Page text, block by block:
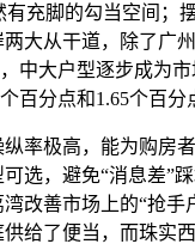
有充脚的勾当空间；
大从干道，除了广
中大户型逐步成为
百分点和1.65个百
极高，能为购房者
选，避免“消息差”
改善市场上的“抢
给了便当，而珠实